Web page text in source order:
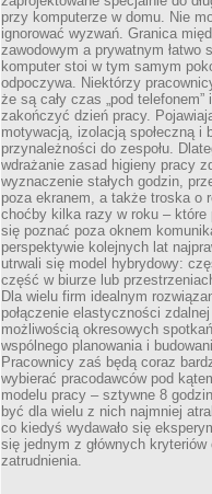
przy komputerze w domu. Nie
ignorować wyzwań. Granica
zawodowym a prywatnym łatwo
komputer stoi w tym samym
odpoczywa. Niektórzy
że są cały czas „pod telefonem”
zakończyć dzień pracy.
motywacją, izolacją społeczną i
przynależności do zespołu.
wdrażanie zasad higieny pracy
wyznaczenie stałych godzin,
poza ekranem, a także troska o
choćby kilka razy w roku – które
się poznać poza oknem
perspektywie kolejnych lat
utrwali się model hybrydowy:
część w biurze lub
Dla wielu firm idealnym
połączenie elastyczności
możliwością okresowych
wspólnego planowania i
Pracownicy zaś będą coraz
wybierać pracodawców pod
modelu pracy – sztywne 8
być dla wielu z nich najmniej
co kiedyś wydawało się
się jednym z głównych kryteriów
zatrudnienia.